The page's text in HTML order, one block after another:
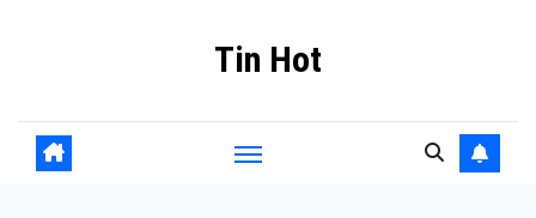
Tin Hot